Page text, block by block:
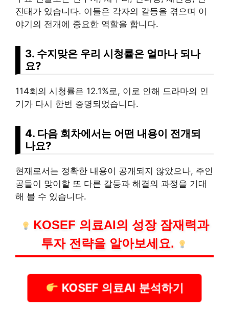
진태가 있습니다. 이들은 각자의 갈등을 겪으며 이
야기의 전개에 중요한 역할을 합니다.
3. 수지맞은 우리 시청률은 얼마나 되나
요?
114회의 시청률은 12.1%로, 이로 인해 드라마의 인
기가 다시 한번 증명되었습니다.
4. 다음 회차에서는 어떤 내용이 전개되
나요?
현재로서는 정확한 내용이 공개되지 않았으나, 주인
공들이 맞이할 또 다른 갈등과 해결의 과정을 기대
해 볼 수 있습니다.
KOSEF 의료AI의 성장 잠재력과
투자 전략을 알아보세요.
KOSEF 의료AI 분석하기